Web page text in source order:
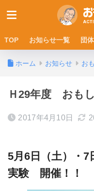
TOP お知らせ一覧 団
ホーム お知らせ お
Ｈ29年度 おも
2017年4月10日
5月6日（土）・
実験 開催！！